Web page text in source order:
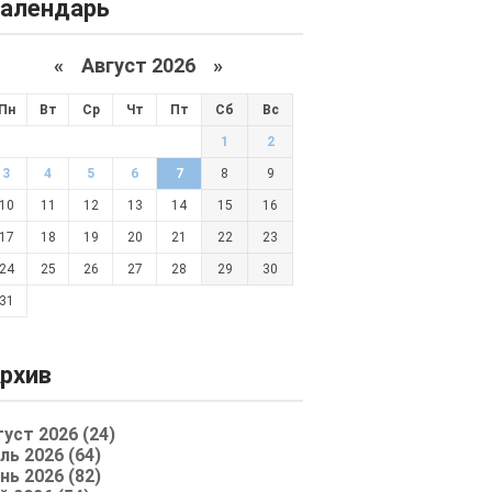
« Август 2026 »
Пн Вт Ср Чт Пт Сб Вс
1 2
3 4 5 6 7 8 9
10 11 12 13 14 15 16
17 18 19 20 21 22 23
24 25 26 27 28 29 30
31
2026 (24)
2026 (64)
2026 (82)